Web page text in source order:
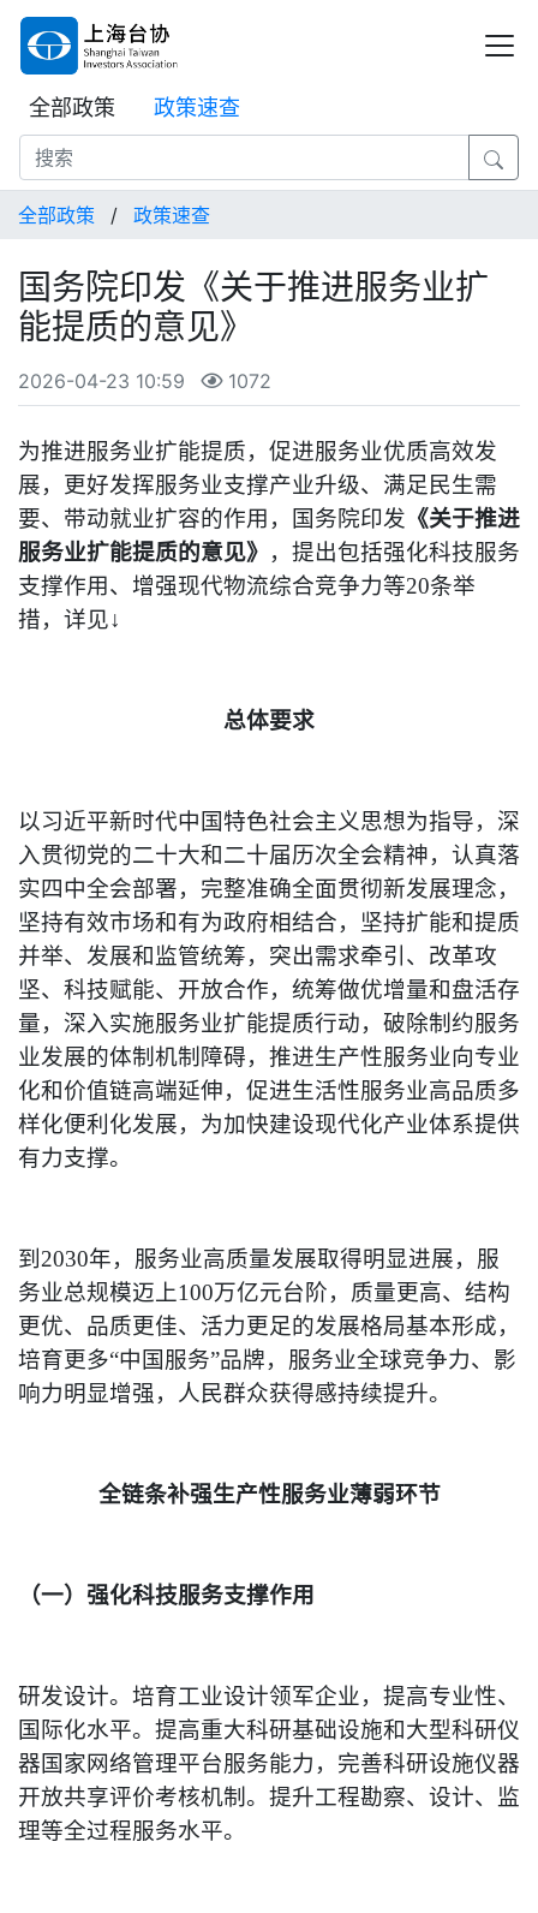
全部政策 政策速查
全部政策 / 政策速查
国务院印发《关于推进服务业扩
能提质的意见》
2026-04-23 10:59 1072
为推进服务业扩能提质，促进服务业优质高效发
展，更好发挥服务业支撑产业升级、满足民生需
要、带动就业扩容的作用，国务院印发 《关于推进
服务业扩能提质的意见》 ，提出包括强化科技服务
支撑作用、增强现代物流综合竞争力等20条举
措，详见↓
总体要求
以习近平新时代中国特色社会主义思想为指导，深
入贯彻党的二十大和二十届历次全会精神，认真落
实四中全会部署，完整准确全面贯彻新发展理念，
坚持有效市场和有为政府相结合，坚持扩能和提质
并举、发展和监管统筹，突出需求牵引、改革攻
坚、科技赋能、开放合作，统筹做优增量和盘活存
量，深入实施服务业扩能提质行动，破除制约服务
业发展的体制机制障碍，推进生产性服务业向专业
化和价值链高端延伸，促进生活性服务业高品质多
样化便利化发展，为加快建设现代化产业体系提供
有力支撑。
到2030年，服务业高质量发展取得明显进展，服
务业总规模迈上100万亿元台阶，质量更高、结构
更优、品质更佳、活力更足的发展格局基本形成，
培育更多“中国服务”品牌，服务业全球竞争力、影
响力明显增强，人民群众获得感持续提升。
全链条补强生产性服务业薄弱环节
（一）强化科技服务支撑作用
研发设计。培育工业设计领军企业，提高专业性、
国际化水平。提高重大科研基础设施和大型科研仪
器国家网络管理平台服务能力，完善科研设施仪器
开放共享评价考核机制。提升工程勘察、设计、监
理等全过程服务水平。